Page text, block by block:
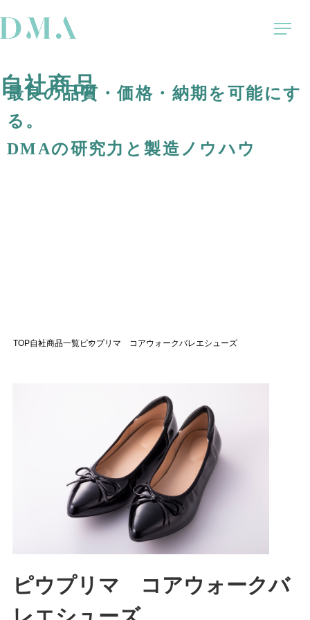
自社商品
最良の品質・価格・納期を可能にす
る。
DMAの研究力と製造ノウハウ
TOP自社商品一覧ピウプリマ コアウォークバレエシューズ
ピウプリマ コアウォークバ